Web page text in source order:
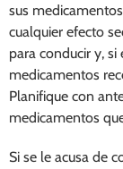
sus
cualquier efecto
para conducir y, si
medicamentos
Planifique con
medicamentos
Si se le acusa de